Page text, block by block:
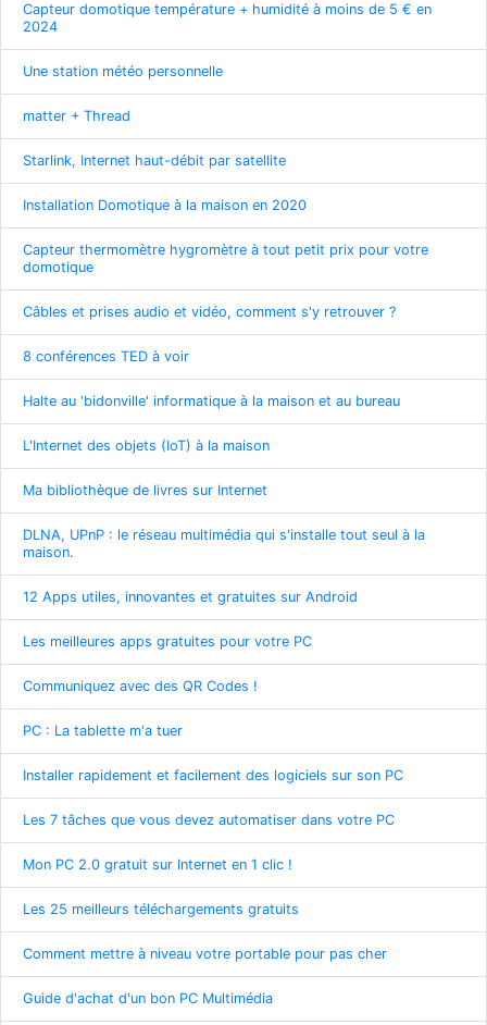
Capteur domotique température + humidité à moins de 5 € en
2024
Une station météo personnelle
matter + Thread
Starlink, Internet haut-débit par satellite
Installation Domotique à la maison en 2020
Capteur thermomètre hygromètre à tout petit prix pour votre
domotique
Câbles et prises audio et vidéo, comment s'y retrouver ?
8 conférences TED à voir
Halte au 'bidonville' informatique à la maison et au bureau
L'Internet des objets (IoT) à la maison
Ma bibliothèque de livres sur Internet
DLNA, UPnP : le réseau multimédia qui s'installe tout seul à la
maison.
12 Apps utiles, innovantes et gratuites sur Android
Les meilleures apps gratuites pour votre PC
Communiquez avec des QR Codes !
PC : La tablette m'a tuer
Installer rapidement et facilement des logiciels sur son PC
Les 7 tâches que vous devez automatiser dans votre PC
Mon PC 2.0 gratuit sur Internet en 1 clic !
Les 25 meilleurs téléchargements gratuits
Comment mettre à niveau votre portable pour pas cher
Guide d'achat d'un bon PC Multimédia